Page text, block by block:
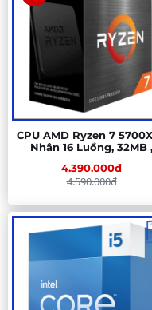
CPU AMD Ryzen 7
Nhân 16 Luồng, 32MB ,
Hãng
4.390.000đ
4.590.000đ